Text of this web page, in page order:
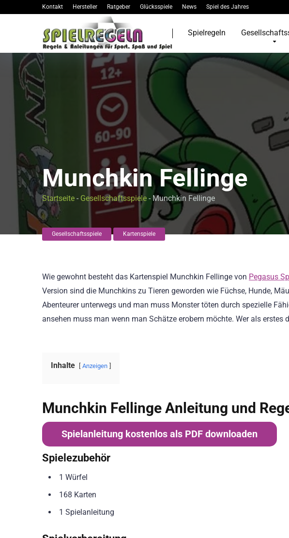
Kontakt Hersteller Ratgeber Glücksspiele News Spiel des Jahres
Spielregeln
Munchkin Fellinge
Startseite - Gesellschaftsspiele -Munchkin Fellinge
Gesellschaftsspiele Kartenspiele
Wie gewohnt besteht das Kartenspiel Munchkin Fellinge von Pegasus
Version sind die Munchkins zu Tieren geworden wie Füchse, Hunde,
Abenteurer unterwegs und man muss Monster töten durch spezielle
ansehen muss man wenn man Schätze erobern möchte. Wer als erstes
Inhalte Anzeigen
Munchkin Fellinge Anleitung und
Spielanleitung kostenlos als PDF downloaden
Spielezubehör
1 Würfel
168 Karten
1 Spielanleitung